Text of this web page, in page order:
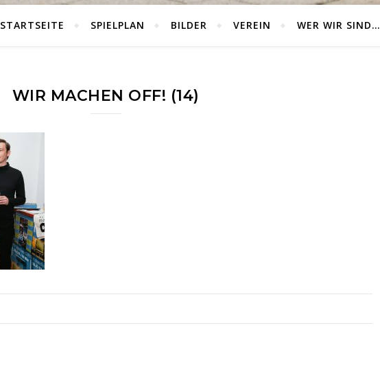
STARTSEITE SPIELPLAN BILDER VEREIN WER WIR SIND…
WIR MACHEN OFF! (14)